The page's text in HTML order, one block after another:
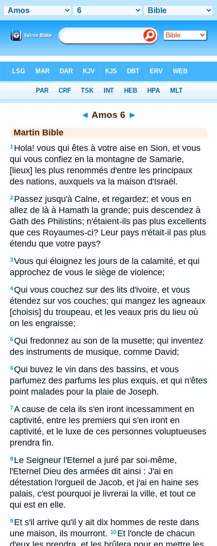
◄ Amos 6 ►
Martin Bible
1 Hola! vous qui êtes à votre aise en Sion, et vous
qui vous confiez en la montagne de Samarie,
[lieux] les plus renommés d'entre les principaux
des nations, auxquels va la maison d'Israël.
2 Passez jusqu'à Calne, et regardez; et vous en
allez de là à Hamath la grande; puis descendez à
Gath des Philistins; n'étaient-ils pas plus excellents
que ces Royaumes-ci? Leur pays n'était-il pas plus
étendu que votre pays?
3Vous qui éloignez les jours de la calamité, et qui
approchez de vous le siège de violence;
4Qui vous couchez sur des lits d'ivoire, et vous
étendez sur vos couches; qui mangez les agneaux
[choisis] du troupeau, et les veaux pris du lieu où
on les engraisse;
5Qui fredonnez au son de la musette; qui inventez
des instruments de musique, comme David;
6Qui buvez le vin dans des bassins, et vous
parfumez des parfums les plus exquis, et qui n'êtes
point malades pour la plaie de Joseph.
7A cause de cela ils s'en iront incessamment en
captivité, entre les premiers qui s'en iront en
captivité, et le luxe de ces personnes voluptueuses
prendra fin.
8 Le Seigneur l'Eternel a juré par soi-même,
l'Eternel Dieu des armées dit ainsi : J'ai en
détestation l'orgueil de Jacob, et j'ai en haine ses
palais, c'est pourquoi je livrerai la ville, et tout ce
qui est en elle.
9 Et s'il arrive qu'il y ait dix hommes de reste dans
une maison, ils mourront. 10 Et l'oncle de chacun